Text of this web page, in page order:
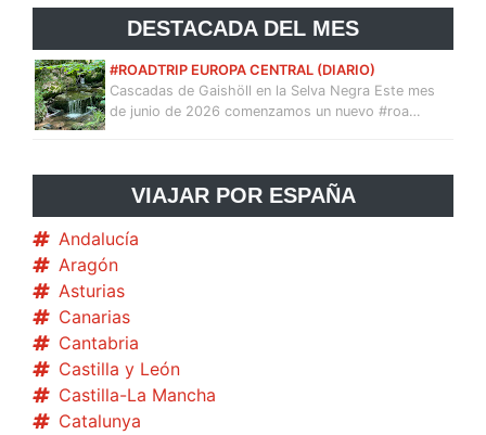
DESTACADA DEL MES
#ROADTRIP EUROPA CENTRAL (DIARIO)
Cascadas de Gaishöll en la Selva Negra Este mes
de junio de 2026 comenzamos un nuevo #roa…
VIAJAR POR ESPAÑA
Andalucía
Aragón
Asturias
Canarias
Cantabria
Castilla y León
Castilla-La Mancha
Catalunya